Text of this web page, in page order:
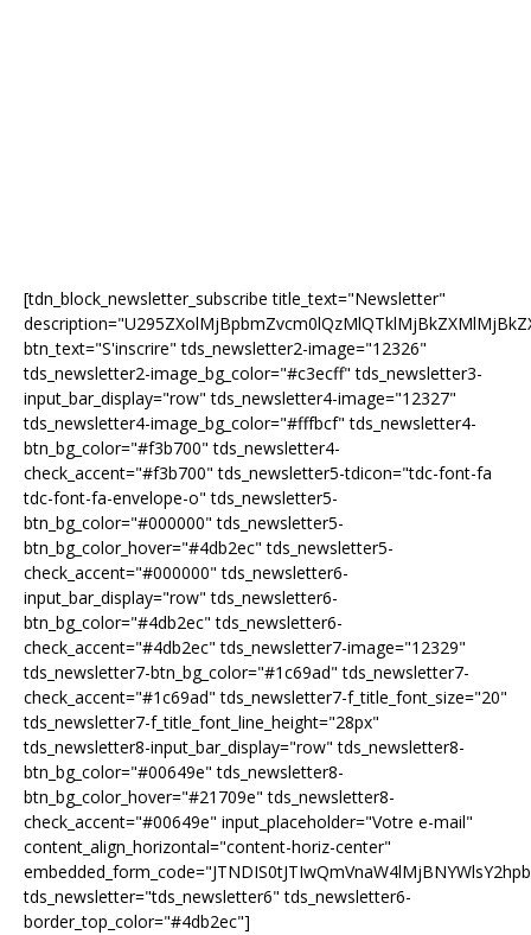
[tdn_block_newsletter_subscribe title_text="Newsletter"
btn_text="S'inscrire" tds_newsletter2-image="12326"
tds_newsletter2-image_bg_color="#c3ecff" tds_newsletter3-
input_bar_display="row" tds_newsletter4-image="12327"
tds_newsletter4-image_bg_color="#fffbcf" tds_newsletter4-
btn_bg_color="#f3b700" tds_newsletter4-
check_accent="#f3b700" tds_newsletter5-tdicon="tdc-font-fa
tdc-font-fa-envelope-o" tds_newsletter5-
btn_bg_color="#000000" tds_newsletter5-
btn_bg_color_hover="#4db2ec" tds_newsletter5-
check_accent="#000000" tds_newsletter6-
input_bar_display="row" tds_newsletter6-
btn_bg_color="#4db2ec" tds_newsletter6-
check_accent="#4db2ec" tds_newsletter7-image="12329"
tds_newsletter7-btn_bg_color="#1c69ad" tds_newsletter7-
check_accent="#1c69ad" tds_newsletter7-f_title_font_size="20"
tds_newsletter7-f_title_font_line_height="28px"
tds_newsletter8-input_bar_display="row" tds_newsletter8-
btn_bg_color="#00649e" tds_newsletter8-
btn_bg_color_hover="#21709e" tds_newsletter8-
check_accent="#00649e" input_placeholder="Votre e-mail"
content_align_horizontal="content-horiz-center"
tds_newsletter="tds_newsletter6" tds_newsletter6-
border_top_color="#4db2ec"]